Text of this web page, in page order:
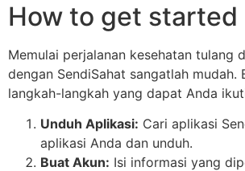
How to get started
Memulai perjalanan kesehatan tulang
dengan SendiSahat sangatlah mudah.
langkah-langkah yang dapat Anda
Unduh Aplikasi: Cari aplikasi
aplikasi Anda dan unduh.
Buat Akun: Isi informasi yang